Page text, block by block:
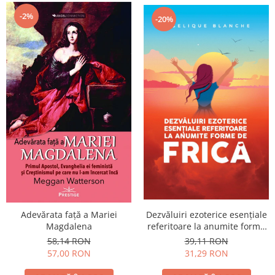
-2%
Adevărata față a Mariei
Magdalena
58,14 RON
57,00 RON
-20%
Dezvăluiri ezoterice esențiale
referitoare la anumite forme
de FRICĂ
39,11 RON
31,29 RON